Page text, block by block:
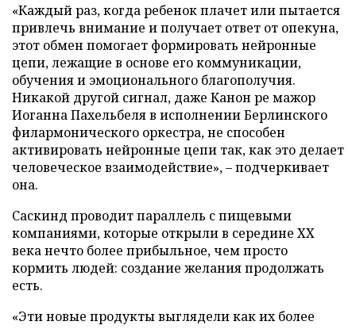
«Каждый раз, когда ребенок плачет или пытается
привлечь внимание и получает ответ от опекуна,
этот обмен помогает формировать нейронные
цепи, лежащие в основе его коммуникации,
обучения и эмоционального благополучия.
Никакой другой сигнал, даже Канон ре мажор
Иоганна Пахельбеля в исполнении Берлинского
филармонического оркестра, не способен
активировать нейронные цепи так, как это делает
человеческое взаимодействие», – подчеркивает
она.
Саскинд проводит параллель с пищевыми
компаниями, которые открыли в середине ХХ
века нечто более прибыльное, чем просто
кормить людей: создание желания продолжать
есть.
«Эти новые продукты выглядели как их более